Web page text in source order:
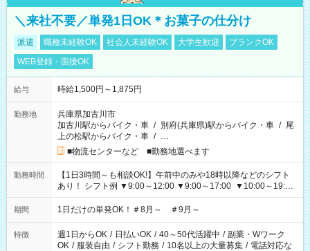
＼来社不要／単発1日OK＊お菓子の仕分け
派遣 職種未経験OK 社会人未経験OK 大学生歓迎
ブランクOK
WEB登録・面接OK
給与 時給1,500円～1,875円
勤務地
兵庫県加古川市
加古川駅からバイク・車 / 別府(兵庫県)駅からバイク・車 / 尾
上の松駅からバイク・車 / …
■物流センターなど ■勤務地選べます
勤務時間
【1日3時間～も相談OK!】午前中のみや18時以降などのシフト
あり！ シフト例 ▼9:00～12:00 ▼9:00～17:00 ▼10:00～19:00
▼18:00～21:00
期間 1日だけの単発OK！＃8月～ ＃9月～
特徴 週1日からOK / 日払いOK / 40～50代活躍中 / 副業・Wワーク
OK / 服装自由 / シフト勤務 / 10名以上の大量募集 / 電話対応な